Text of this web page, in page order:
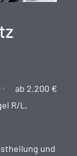
ab 2.200 €
R/L,
und